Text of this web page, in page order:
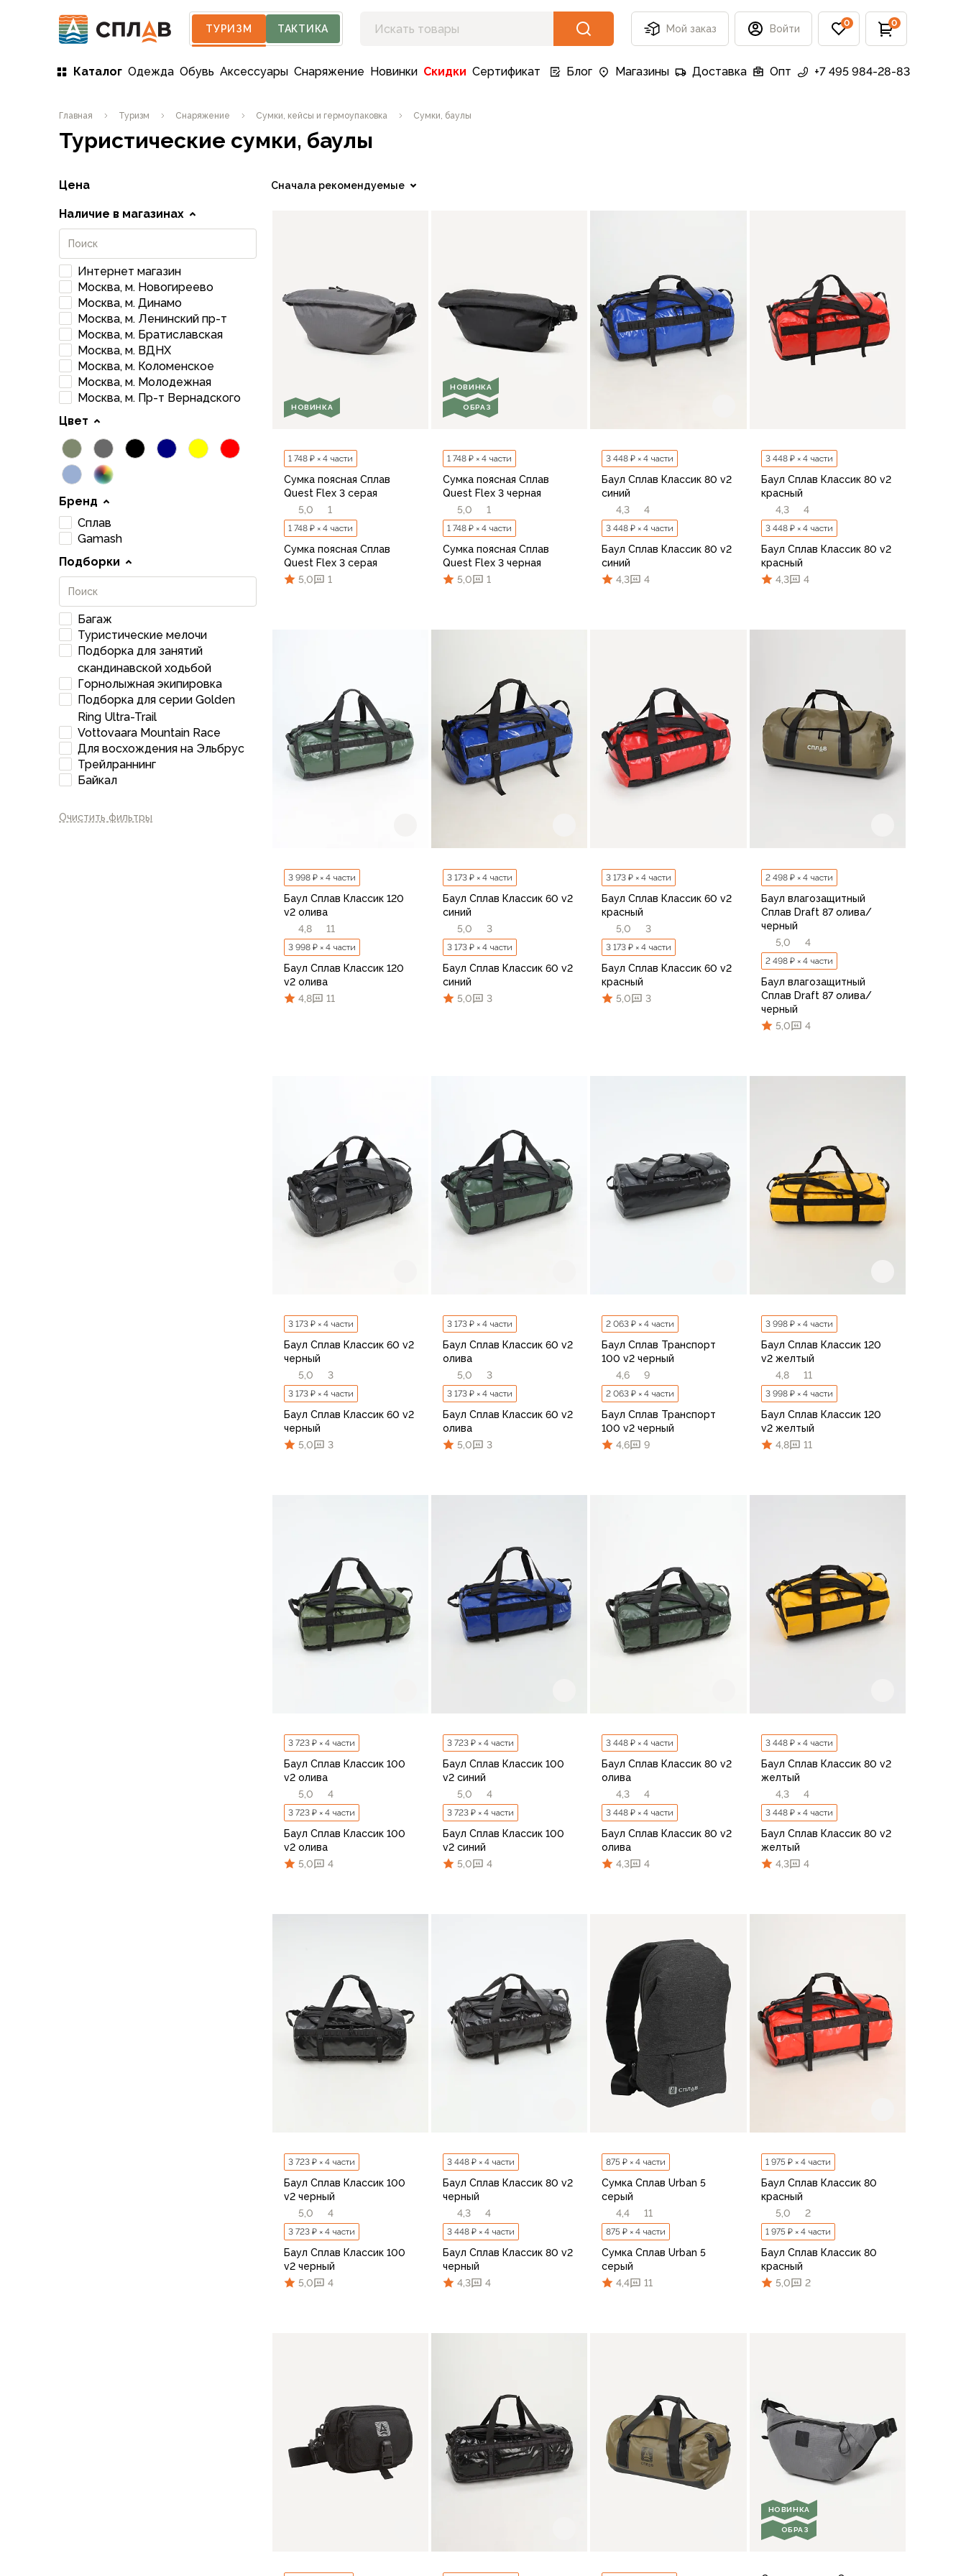
ТУРИЗМ ТАКТИКА Мой заказ Войти 0 0
Каталог
Мужская одежда
Куртки
Мембранные куртки
Флисовые куртки
Беговые и спортивные
Пончо и дождевики
Пуховые куртки
Куртки с синтетическим утеплителем
Жилеты
Брюки
Мембранные брюки
Брюки софтшелл и ветрозащита
Флисовые брюки
Беговые и спортивные
Шорты
Брюки с синтетическим утеплителем
Термобелье
Термокальсоны
Термотрусы
Комбинезоны, изотермики
Футболки, лонгсливы
Рубашки
Толстовки, худи
Нижнее белье
Спелеокомбинезоны
Женская одежда
Куртки
Мембранные куртки
Куртки софтшелл и ветрозащита
Флисовые куртки
Беговые и спортивные
Пончо и дождевики
Пуховые куртки
Куртки с синтетическим утеплителем
Жилеты
Брюки
Мембранные брюки
Брюки с синтетическим утеплителем
Одежда Обувь Аксессуары Снаряжение Новинки Скидки Сертификат Блог Магазины Доставка Опт +7 495 984-28-83
Главная Туризм Снаряжение Сумки, кейсы и гермоупаковка Сумки, баулы
Туристические сумки, баулы
Цена
Наличие в магазинах
Интернет магазин
Москва, м. Новогиреево
Москва, м. Динамо
Москва, м. Ленинский пр-т
Москва, м. Братиславская
Москва, м. ВДНХ
Москва, м. Коломенское
Москва, м. Молодежная
Москва, м. Пр-т Вернадского
Цвет
Бренд
Сплав
Gamash
Подборки
Багаж
Туристические мелочи
Подборка для занятий
скандинавской ходьбой
Горнолыжная экипировка
Подборка для серии Golden
Ring Ultra-Trail
Vottovaara Mountain Race
Для восхождения на Эльбрус
Трейлраннинг
Байкал
Очистить фильтры
Сначала рекомендуемые
НОВИНКА
1 748 ₽ × 4 части
Сумка поясная Сплав
Quest Flex 3 серая
5,0
1
1 748 ₽ × 4 части
Сумка поясная Сплав
Quest Flex 3 серая
5,0
1
НОВИНКА
ОБРАЗ
1 748 ₽ × 4 части
Сумка поясная Сплав
Quest Flex 3 черная
5,0
1
1 748 ₽ × 4 части
Сумка поясная Сплав
Quest Flex 3 черная
5,0
1
3 448 ₽ × 4 части
Баул Сплав Классик 80 v2
синий
4,3
4
3 448 ₽ × 4 части
Баул Сплав Классик 80 v2
синий
4,3
4
3 448 ₽ × 4 части
Баул Сплав Классик 80 v2
красный
4,3
4
3 448 ₽ × 4 части
Баул Сплав Классик 80 v2
красный
4,3
4
3 998 ₽ × 4 части
Баул Сплав Классик 120
v2 олива
4,8
11
3 998 ₽ × 4 части
Баул Сплав Классик 120
v2 олива
4,8
11
3 173 ₽ × 4 части
Баул Сплав Классик 60 v2
синий
5,0
3
3 173 ₽ × 4 части
Баул Сплав Классик 60 v2
синий
5,0
3
3 173 ₽ × 4 части
Баул Сплав Классик 60 v2
красный
5,0
3
3 173 ₽ × 4 части
Баул Сплав Классик 60 v2
красный
5,0
3
2 498 ₽ × 4 части
Баул влагозащитный
Сплав Draft 87 олива/
черный
5,0
4
2 498 ₽ × 4 части
Баул влагозащитный
Сплав Draft 87 олива/
черный
5,0
4
3 173 ₽ × 4 части
Баул Сплав Классик 60 v2
черный
5,0
3
3 173 ₽ × 4 части
Баул Сплав Классик 60 v2
черный
5,0
3
3 173 ₽ × 4 части
Баул Сплав Классик 60 v2
олива
5,0
3
3 173 ₽ × 4 части
Баул Сплав Классик 60 v2
олива
5,0
3
2 063 ₽ × 4 части
Баул Сплав Транспорт
100 v2 черный
4,6
9
2 063 ₽ × 4 части
Баул Сплав Транспорт
100 v2 черный
4,6
9
3 998 ₽ × 4 части
Баул Сплав Классик 120
v2 желтый
4,8
11
3 998 ₽ × 4 части
Баул Сплав Классик 120
v2 желтый
4,8
11
3 723 ₽ × 4 части
Баул Сплав Классик 100
v2 олива
5,0
4
3 723 ₽ × 4 части
Баул Сплав Классик 100
v2 олива
5,0
4
3 723 ₽ × 4 части
Баул Сплав Классик 100
v2 синий
5,0
4
3 723 ₽ × 4 части
Баул Сплав Классик 100
v2 синий
5,0
4
3 448 ₽ × 4 части
Баул Сплав Классик 80 v2
олива
4,3
4
3 448 ₽ × 4 части
Баул Сплав Классик 80 v2
олива
4,3
4
В корзину
3 448 ₽ × 4 части
Баул Сплав Классик 80 v2
желтый
4,3
4
3 448 ₽ × 4 части
Баул Сплав Классик 80 v2
желтый
4,3
4
3 723 ₽ × 4 части
Баул Сплав Классик 100
v2 черный
5,0
4
3 723 ₽ × 4 части
Баул Сплав Классик 100
v2 черный
5,0
4
3 448 ₽ × 4 части
Баул Сплав Классик 80 v2
черный
4,3
4
3 448 ₽ × 4 части
Баул Сплав Классик 80 v2
черный
4,3
4
875 ₽ × 4 части
Сумка Сплав Urban 5
серый
4,4
11
875 ₽ × 4 части
Сумка Сплав Urban 5
серый
4,4
11
1 975 ₽ × 4 части
Баул Сплав Классик 80
красный
5,0
2
1 975 ₽ × 4 части
Баул Сплав Классик 80
красный
5,0
2
НОВИНКА
ОБРАЗ